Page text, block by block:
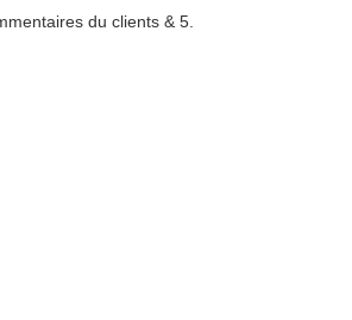
du clients & 5.